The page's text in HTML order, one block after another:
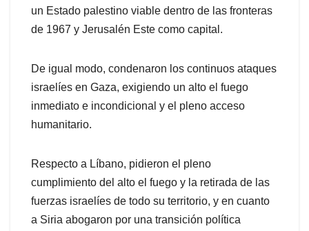
un Estado palestino viable dentro de las fronteras
de 1967 y Jerusalén Este como capital.
De igual modo, condenaron los continuos ataques
israelíes en Gaza, exigiendo un alto el fuego
inmediato e incondicional y el pleno acceso
humanitario.
Respecto a Líbano, pidieron el pleno
cumplimiento del alto el fuego y la retirada de las
fuerzas israelíes de todo su territorio, y en cuanto
a Siria abogaron por una transición política